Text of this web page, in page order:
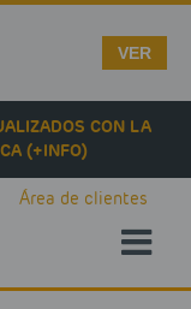
CON LA
(+INFO)
Área de clientes
VER